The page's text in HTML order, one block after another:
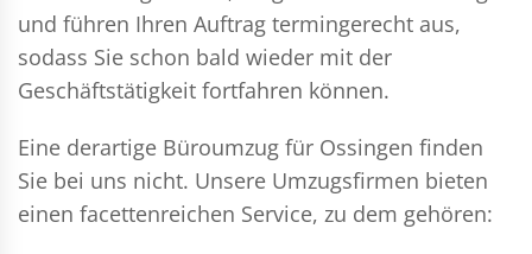
und führen Ihren Auftrag termingerecht aus,
sodass Sie schon bald wieder mit der
Geschäftstätigkeit fortfahren können.
Eine derartige Büroumzug für Ossingen finden
Sie bei uns nicht. Unsere Umzugsfirmen bieten
einen facettenreichen Service, zu dem gehören: